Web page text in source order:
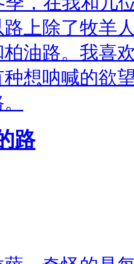
上除了牧羊
油路。我喜
种想呐喊的欲
路